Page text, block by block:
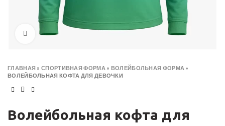
Click to enlarge
ГЛАВНАЯ »СПОРТИВНАЯ ФОРМА » ВОЛЕЙБОЛЬНАЯ ФОРМА »
ВОЛЕЙБОЛЬНАЯ КОФТА ДЛЯ ДЕВОЧКИ
Волейбольная кофта для